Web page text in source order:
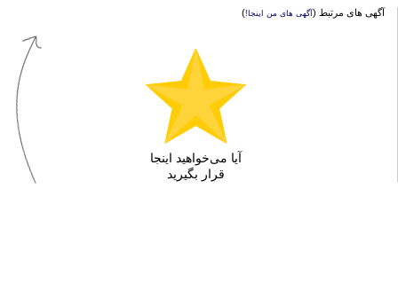
آگهی های مرتبط (آگهی های من اینجا!)
آیا می‌خواهید اینجا
قرار بگیرید